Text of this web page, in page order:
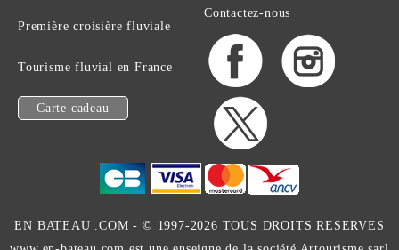
Première croisière fluviale
Tourisme fluvial en France
Carte cadeau
Contactez-nous
EN BATEAU .COM - © 1997-2026 TOUS DROITS RESERVES